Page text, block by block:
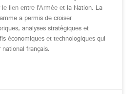
lien entre l’Armée et la Nation. La
a permis de croiser
analyses stratégiques et
économiques et technologiques qui
national français.